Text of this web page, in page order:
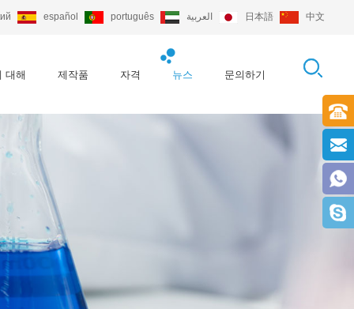
español português العربية 日本語 中文
대해 제작품 자격 뉴스 문의하기